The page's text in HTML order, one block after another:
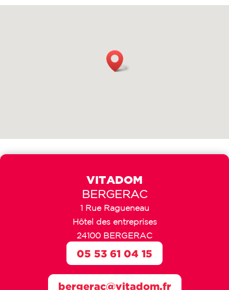
VITADOM
BERGERAC
1 Rue Ragueneau
Hôtel des entreprises
24100 BERGERAC
bergerac@vitadom.fr
05 53 61 04 15